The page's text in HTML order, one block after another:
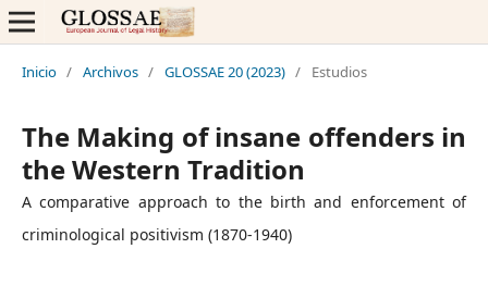
Inicio / Archivos / GLOSSAE 20 (2023) / Estudios
The Making of insane offenders in
the Western Tradition
A comparative approach to the birth and enforcement of
criminological positivism (1870-1940)